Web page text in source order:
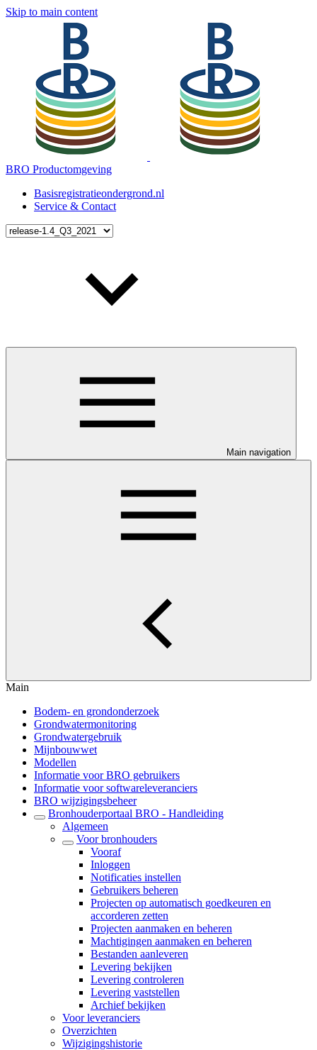
Skip to main content
BRO Productomgeving
Basisregistratieondergrond.nl
Service & Contact
Main navigation
Main
Bodem- en grondonderzoek
Grondwatermonitoring
Grondwatergebruik
Mijnbouwwet
Modellen
Informatie voor BRO gebruikers
Informatie voor softwareleveranciers
BRO wijzigingsbeheer
Bronhouderportaal BRO - Handleiding
Algemeen
Voor bronhouders
Vooraf
Inloggen
Notificaties instellen
Gebruikers beheren
Projecten op automatisch goedkeuren en
accorderen zetten
Projecten aanmaken en beheren
Machtigingen aanmaken en beheren
Bestanden aanleveren
Levering bekijken
Levering controleren
Levering vaststellen
Archief bekijken
Voor leveranciers
Overzichten
Wijzigingshistorie